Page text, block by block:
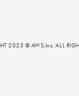
2025 © AWS,Inc. ALL